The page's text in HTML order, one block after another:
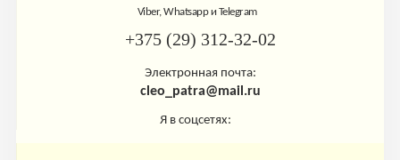
Viber, Whatsapp и Telegram
+375 (29) 312-32-02
Электронная почта:
cleo_patra@mail.ru
Я в соцсетях: